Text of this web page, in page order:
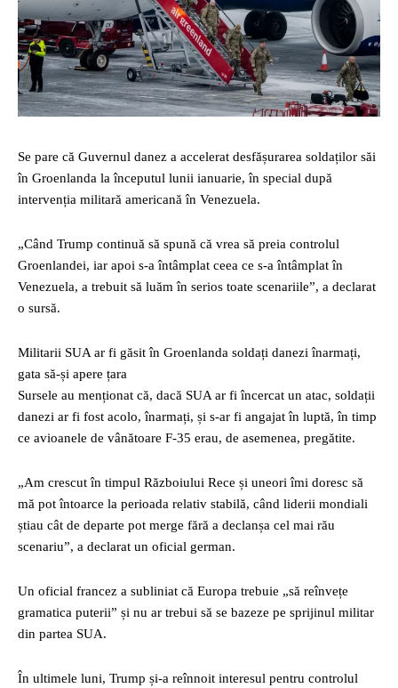
Se pare că Guvernul danez a accelerat desfășurarea soldaților săi
în Groenlanda la începutul lunii ianuarie, în special după
intervenția militară americană în Venezuela.
„Când Trump continuă să spună că vrea să preia controlul
Groenlandei, iar apoi s-a întâmplat ceea ce s-a întâmplat în
Venezuela, a trebuit să luăm în serios toate scenariile”, a declarat
o sursă.
Militarii SUA ar fi găsit în Groenlanda soldați danezi înarmați,
gata să-și apere țara
Sursele au menționat că, dacă SUA ar fi încercat un atac, soldații
danezi ar fi fost acolo, înarmați, și s-ar fi angajat în luptă, în timp
ce avioanele de vânătoare F-35 erau, de asemenea, pregătite.
„Am crescut în timpul Războiului Rece și uneori îmi doresc să
mă pot întoarce la perioada relativ stabilă, când liderii mondiali
știau cât de departe pot merge fără a declanșa cel mai rău
scenariu”, a declarat un oficial german.
Un oficial francez a subliniat că Europa trebuie „să reînvețe
gramatica puterii” și nu ar trebui să se bazeze pe sprijinul militar
din partea SUA.
În ultimele luni, Trump și-a reînnoit interesul pentru controlul